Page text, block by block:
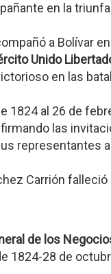
en la
a Bolívar
Unido
en las
1824 al 26 de
las
representantes
Carrión
de los
1824-28 de